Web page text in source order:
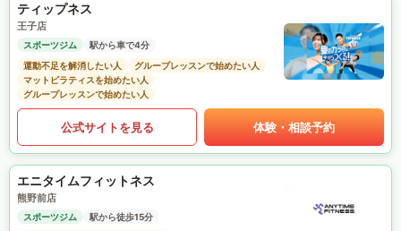
ティップネス
王子店
スポーツジム
駅から車で4分
運動不足を解消したい人
グループレッスンで始めたい人
マットピラティスを始めたい人
グループレッスンで始めたい人
公式サイトを見る 体験・相談予約
エニタイムフィットネス
熊野前店
スポーツジム
駅から徒歩15分